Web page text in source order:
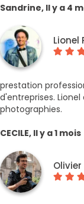
Sandrine, Il y a 4
Lionel
prestation
d'entreprises.
photographies.
CECILE, Il y a 1 mois